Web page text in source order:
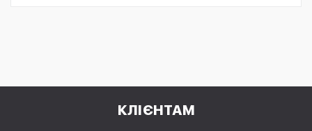
КЛІЄНТАМ